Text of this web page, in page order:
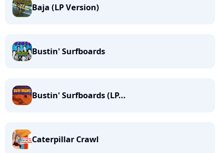
Baja (LP Version)
Bustin' Surfboards
Bustin' Surfboards (LP...
Caterpillar Crawl